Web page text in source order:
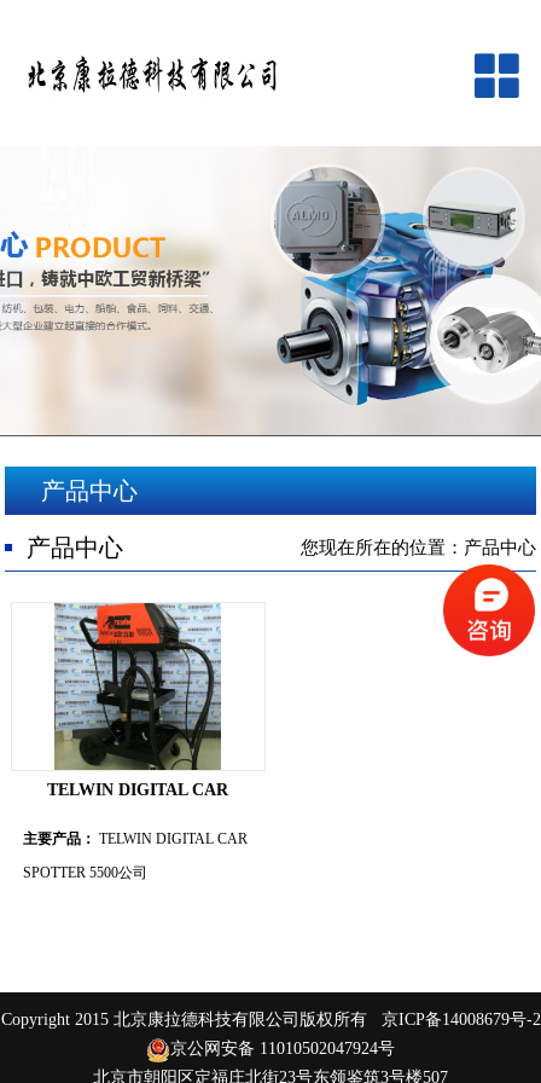
网站首页
公司简介
产品中心
品牌中心
新闻资讯
客户服务
在线留言
人才招聘
产品中心
产品中心 您现在所在的位置：产品中心
TELWIN DIGITAL CAR
主要产品： TELWIN DIGITAL CAR
SPOTTER 5500公司
Copyright 2015 北京康拉德科技有限公司版权所有 京ICP备14008679号-2
京公网安备 11010502047924号
北京市朝阳区定福庄北街23号东领鉴筑3号楼507